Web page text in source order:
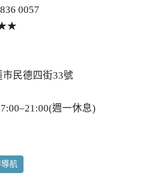
0057
民德四街33號
週一休息)
航